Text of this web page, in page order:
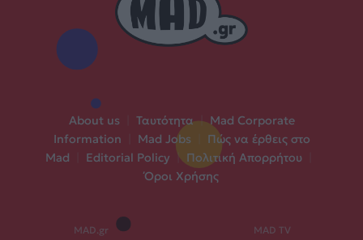
About us Ταυτότητα | Mad Corporate
Information
Mad Jobs
Πώς να έρθεις στο
Mad
Editorial Policy | Πολιτική Απορρήτου
Όροι Χρήσης
MAD.gr MAD TV